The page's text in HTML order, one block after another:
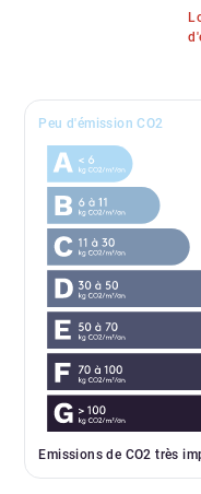
Peu d'émission CO2
Emissions de CO2 très